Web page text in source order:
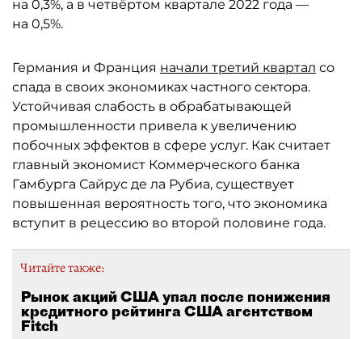
на 0,3%, а в четвёртом квартале 2022 года —
на 0,5%.
Германия и Франция начали третий квартал со
спада в своих экономиках частного сектора.
Устойчивая слабость в обрабатывающей
промышленности привела к увеличению
побочных эффектов в сфере услуг. Как считает
главный экономист Коммерческого банка
Гамбурга Сайрус де ла Рубиа, существует
повышенная вероятность того, что экономика
вступит в рецессию во второй половине года.
Читайте также:
Рынок акций США упал после понижения
кредитного рейтинга США агентством
Fitch